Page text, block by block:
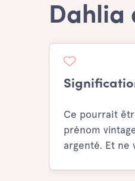
Dahlia
Ce pourrait
prénom
argenté. Et ne